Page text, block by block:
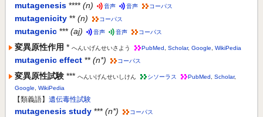
mutagenesis **** (n) 音声 音声 コーパス
mutagenicity ** (n) コーパス
mutagenic *** (aj) 音声 音声 コーパス
変異原性作用 * へんいげんせいさよう PubMed Scholar, Google WikiPedia
mutagenic effect ** (n*) コーパス
変異原性試験 *** へんいげんせいしけん シソーラス PubMed Scholar,
Google
WikiPedia
【類義語】 遺伝毒性試験
mutagenesis study *** (n*) コーパス